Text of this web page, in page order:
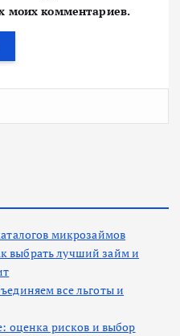
моих комментариев.
микрозаймов
выбрать лучший займ и
все льготы и
оценка рисков и выбор